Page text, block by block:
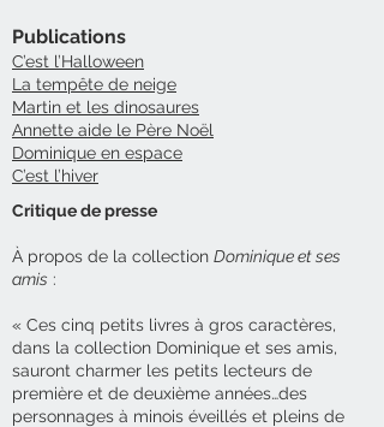
Publications
C’est l’Halloween
La tempête de neige
Martin et les dinosaures
Annette aide le Père Noël
Dominique en espace
C’est l’hiver
Critique de presse
À propos de la collection Dominique et ses
amis :
« Ces cinq petits livres à gros caractères,
dans la collection Dominique et ses amis,
sauront charmer les petits lecteurs de
première et de deuxième années…des
personnages à minois éveillés et pleins de